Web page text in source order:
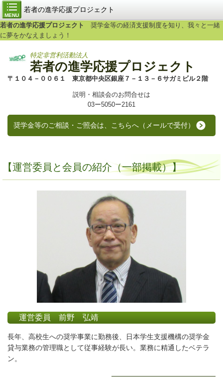
MENU
若者の進学応援プロジェクト
若者の進学応援プロジェクト
奨学金等の経済支援制度を知り、我々と一緒
に夢をかなえましょう！
特定非営利活動法人
若者の進学応援プロジェクト
〒１０４－００６１ 東京都中央区銀座７－１３－６サガミビル２階
説明・相談会のお問合せは
03ー5050ー2161
奨学金等のご相談・ご照会は、こちらへ（メールで受付）
【運営委員と会員の紹介（一部掲載）】
運営委員 前野 弘靖
長年、高校生への奨学事業に勤務後、日本学生支援機構の奨学金
貸与業務の管理職として従事経験が長い。業務に精通したベテラ
ン。